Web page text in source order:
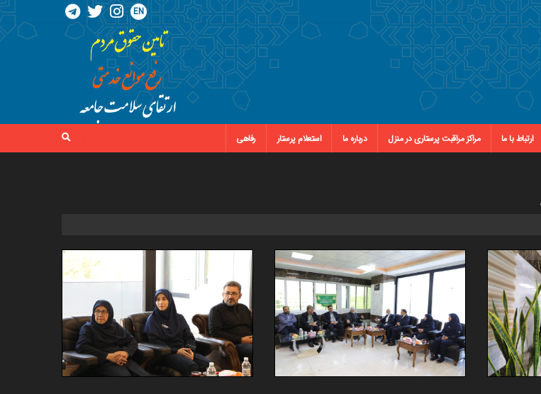
EN
ارتباط با ما مراکز مراقبت پرستاری در منزل درباره ما استعلام پرستار رفاهی